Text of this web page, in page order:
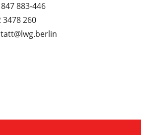
883-446
3478 260